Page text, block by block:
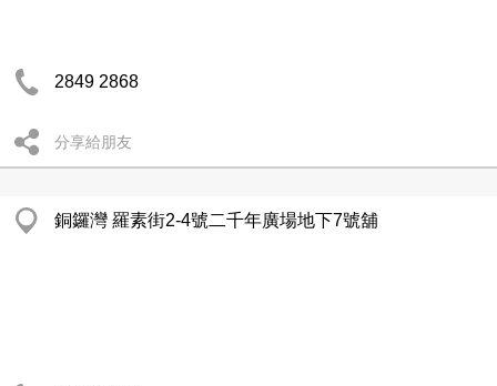
2849 2868
分享給朋友
銅鑼灣 羅素街2-4號二千年廣場地下7號舖